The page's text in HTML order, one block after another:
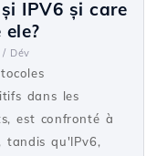
IPV6 și care
/ Dév
dans les
est confronté à
tandis qu'IPv6,